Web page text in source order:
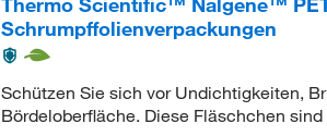
Schrumpffolienverpackungen
Schützen Sie sich vor Undichtigkeiten,
Bördeloberfläche. Diese Fläschchen